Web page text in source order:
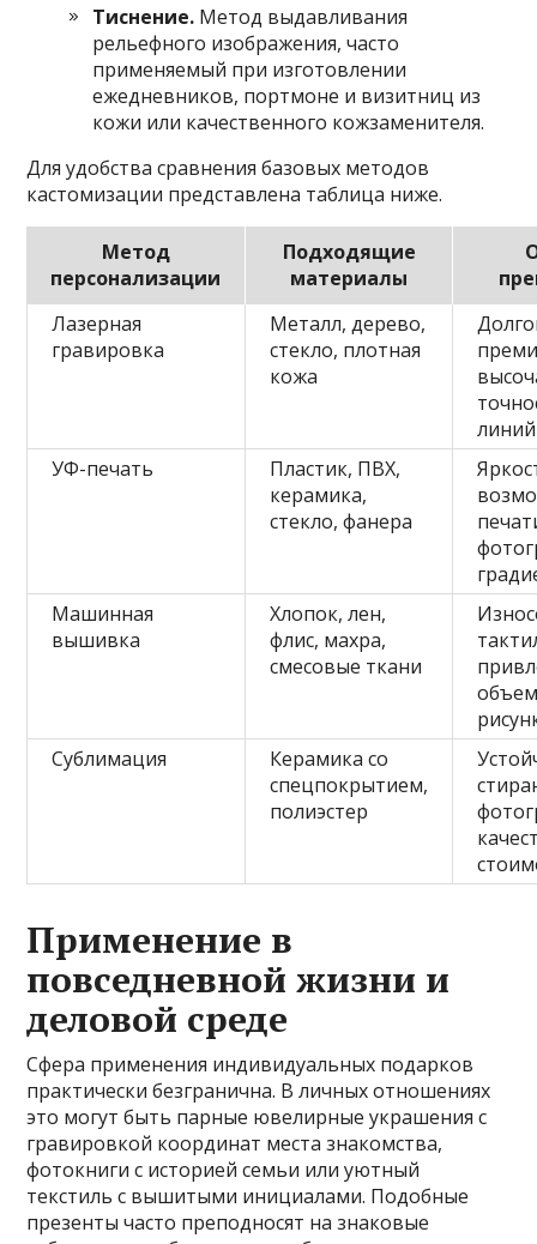
Тиснение. Метод выдавливания
рельефного изображения, часто
применяемый при изготовлении
ежедневников, портмоне и визитниц из
кожи или качественного кожзаменителя.
Для удобства сравнения базовых методов
кастомизации представлена таблица ниже.
Метод
персонализации
Подходящие
материалы
Лазерная
гравировка
Металл, дерево,
стекло, плотная
кожа
линий
УФ-печать
Пластик, ПВХ,
керамика,
стекло, фанера
Машинная
вышивка
Хлопок, лен,
флис, махра,
смесовые ткани
Сублимация
Керамика со
спецпокрытием,
полиэстер
Применение в
повседневной жизни и
деловой среде
Сфера применения индивидуальных подарков
практически безгранична. В личных отношениях
это могут быть парные ювелирные украшения с
гравировкой координат места знакомства,
фотокниги с историей семьи или уютный
текстиль с вышитыми инициалами. Подобные
презенты часто преподносят на знаковые